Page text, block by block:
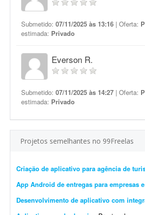
Submetido: 07/11/2025 às 13:16 | Oferta:
estimada: Privado
Everson R.
Submetido: 07/11/2025 às 14:27 | Oferta:
estimada: Privado
Projetos semelhantes no 99Freelas
Criação de aplicativo para agência de
Desenvolvimento de aplicativo com